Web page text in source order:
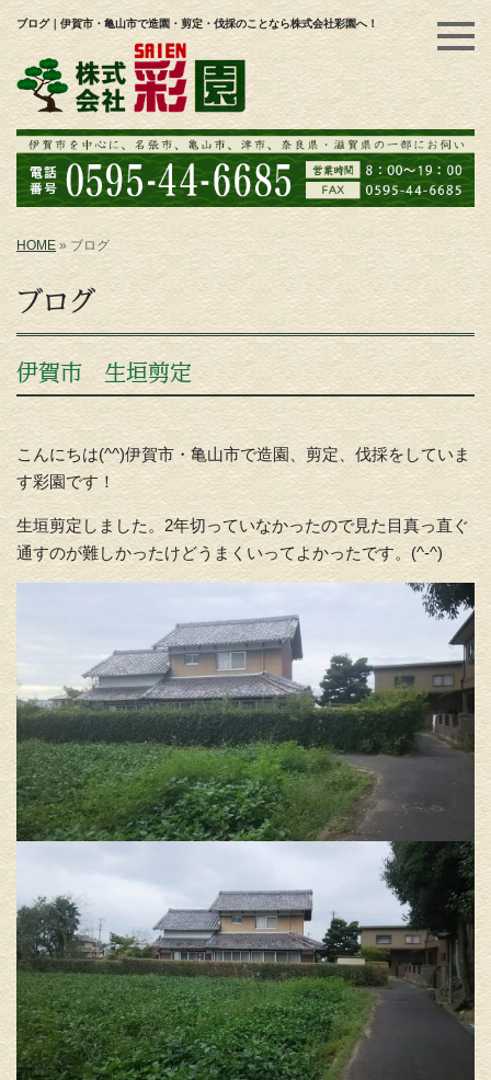
ブログ｜伊賀市・亀山市で造園・剪定・伐採のことなら株式会社彩園へ！
HOME» ブログ
ブログ
伊賀市 生垣剪定
こんにちは(^^)伊賀市・亀山市で造園、剪定、伐採をしていま
す彩園です！
生垣剪定しました。2年切っていなかったので見た目真っ直ぐ
通すのが難しかったけどうまくいってよかったです。(^-^)